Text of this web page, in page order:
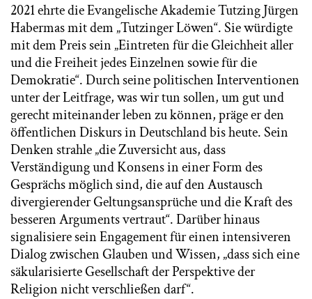
2021 ehrte die Evangelische Akademie Tutzing Jürgen
Habermas mit dem „Tutzinger Löwen“. Sie würdigte
mit dem Preis sein „Eintreten für die Gleichheit aller
und die Freiheit jedes Einzelnen sowie für die
Demokratie“. Durch seine politischen Interventionen
unter der Leitfrage, was wir tun sollen, um gut und
gerecht miteinander leben zu können, präge er den
öffentlichen Diskurs in Deutschland bis heute. Sein
Denken strahle „die Zuversicht aus, dass
Verständigung und Konsens in einer Form des
Gesprächs möglich sind, die auf den Austausch
divergierender Geltungsansprüche und die Kraft des
besseren Arguments vertraut“. Darüber hinaus
signalisiere sein Engagement für einen intensiveren
Dialog zwischen Glauben und Wissen, „dass sich eine
säkularisierte Gesellschaft der Perspektive der
Religion nicht verschließen darf“.